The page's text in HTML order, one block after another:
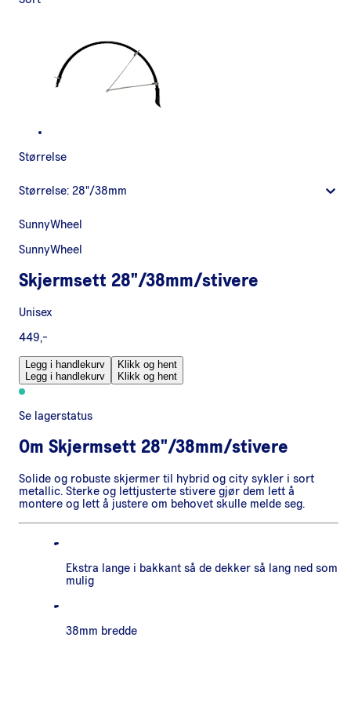
Størrelse
Størrelse: 28"/38mm
SunnyWheel
SunnyWheel
Skjermsett 28"/38mm/stivere
Unisex
449,-
Legg i handlekurv
Legg i handlekurv
Klikk og hent
Klikk og hent
Se lagerstatus
Om Skjermsett 28"/38mm/stivere
Solide og robuste skjermer til hybrid og city sykler i sort
metallic. Sterke og lettjusterte stivere gjør dem lett å
montere og lett å justere om behovet skulle melde seg.
Ekstra lange i bakkant så de dekker så lang ned som
mulig
38mm bredde